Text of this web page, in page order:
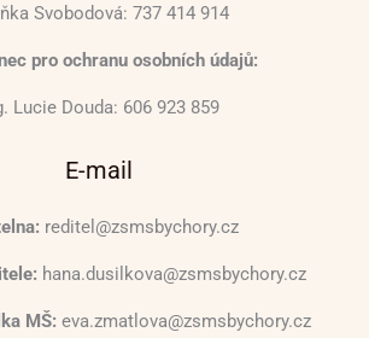
Svobodová: 737 414 914
pro ochranu osobních údajů:
Lucie Douda: 606 923 859
E-mail
reditel@zsmsbychory.cz
hana.dusilkova@zsmsbychory.cz
MŠ: eva.zmatlova@zsmsbychory.cz